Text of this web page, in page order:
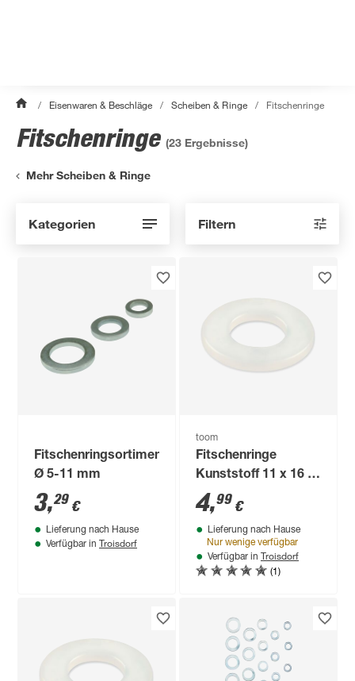
/ Eisenwaren & Beschläge / Scheiben & Ringe / Fitschenringe
Fitschenringe (23 Ergebnisse)
Mehr Scheiben & Ringe
Kategorien Filtern
Fitschenringsortiment
Ø 5-11 mm
3,29 €
Lieferung nach Hause
Verfügbar in Troisdorf
toom
Fitschenringe
Kunststoff 11 x 16 x
2 mm 18 Stück
4,99 €
Lieferung nach Hause
Nur wenige verfügbar
Verfügbar in Troisdorf
(1)